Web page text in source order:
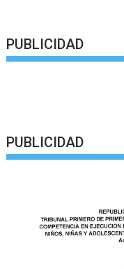
PUBLICIDAD
PUBLICIDAD